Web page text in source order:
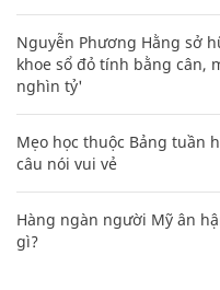
Nguyễn Phương Hằng sở
khoe sổ đỏ tính bằng cân,
nghìn tỷ'
Mẹo học thuộc Bảng tuần
câu nói vui vẻ
Hàng ngàn người Mỹ ân
gì?